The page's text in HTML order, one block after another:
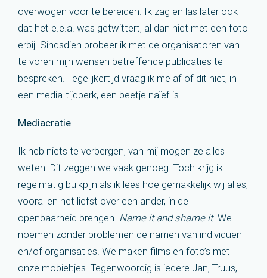
overwogen voor te bereiden. Ik zag en las later ook
dat het e.e.a. was getwittert, al dan niet met een foto
erbij. Sindsdien probeer ik met de organisatoren van
te voren mijn wensen betreffende publicaties te
bespreken. Tegelijkertijd vraag ik me af of dit niet, in
een media-tijdperk, een beetje naïef is.
Mediacratie
Ik heb niets te verbergen, van mij mogen ze alles
weten. Dit zeggen we vaak genoeg. Toch krijg ik
regelmatig buikpijn als ik lees hoe gemakkelijk wij alles,
vooral en het liefst over een ander, in de
openbaarheid brengen. Name it and shame it. We
noemen zonder problemen de namen van individuen
en/of organisaties. We maken films en foto’s met
onze mobieltjes. Tegenwoordig is iedere Jan, Truus,